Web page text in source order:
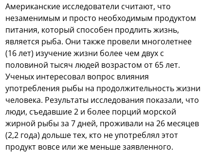
Американские исследователи считают, что
незаменимым и просто необходимым продуктом
питания, который способен продлить жизнь,
является рыба. Они также провели многолетнее
(16 лет) изучение жизни более чем двух с
половиной тысяч людей возрастом от 65 лет.
Ученых интересовал вопрос влияния
употребления рыбы на продолжительность жизни
человека. Результаты исследования показали, что
люди, съедавшие 2 и более порций морской
жирной рыбы за 7 дней, проживали на 26 месяцев
(2,2 года) дольше тех, кто не употреблял этот
продукт вовсе или же меньше заявленного.